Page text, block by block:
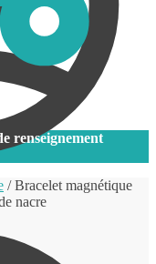
renseignement
/Bracelet magnétique
nacre